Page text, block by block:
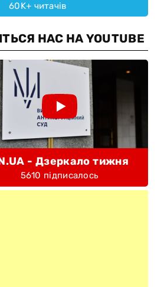
60K+ читачів
НАС НА YOUTUBE
- Дзеркало тижня
5610 підписалось